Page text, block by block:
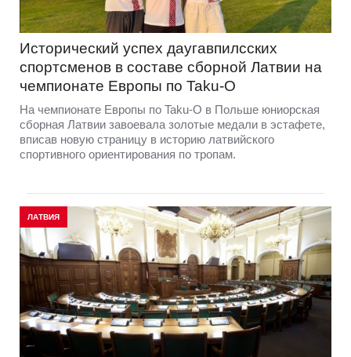
Исторический успех даугавпилсских
спортсменов в составе сборной Латвии на
чемпионате Европы по Taku-O
На чемпионате Европы по Taku-O в Польше юниорская
сборная Латвии завоевала золотые медали в эстафете,
вписав новую страницу в историю латвийского
спортивного ориентирования по тропам.
ЛАТВИЯ